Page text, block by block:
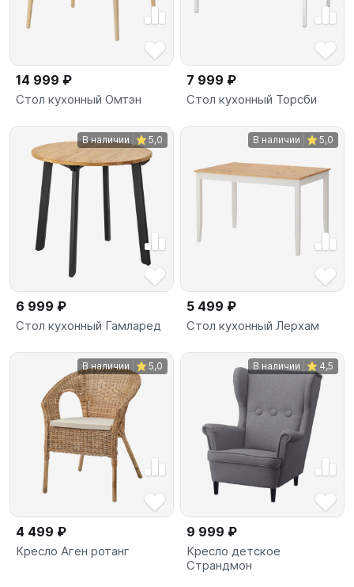
14 999 ₽
Стол кухонный Омтэн
7 999 ₽
Стол кухонный Торсби
В наличии 5,0
6 999 ₽
Стол кухонный Гамларед
В наличии 5,0
5 499 ₽
Стол кухонный Лерхам
В наличии 5,0
4 499 ₽
Кресло Аген ротанг
В наличии 4,5
9 999 ₽
Кресло детское
Страндмон